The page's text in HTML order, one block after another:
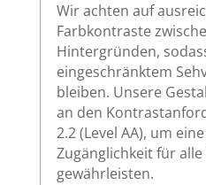
Wir achten auf
Farbkontraste
Hintergründen,
eingeschränktem
bleiben. Unsere
an den
2.2 (Level AA), um
Zugänglichkeit für
gewährleisten.